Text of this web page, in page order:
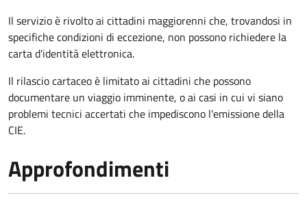
Il servizio è rivolto ai cittadini maggiorenni che, trovandosi in
specifiche condizioni di eccezione, non possono richiedere la
carta d'identità elettronica.
Il rilascio cartaceo è limitato ai cittadini che possono
documentare un viaggio imminente, o ai casi in cui vi siano
problemi tecnici accertati che impediscono l'emissione della
CIE.
Approfondimenti